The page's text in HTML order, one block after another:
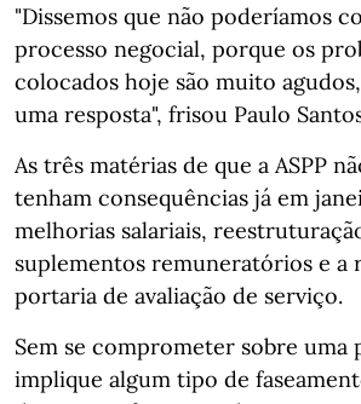
"Dissemos que não poderíamos
processo negocial, porque os
colocados hoje são muito
uma resposta", frisou Paulo
As três matérias de que a ASPP
tenham consequências já em
melhorias salariais,
suplementos remuneratórios e a
portaria de avaliação de serviço.
Sem se comprometer sobre uma
implique algum tipo de